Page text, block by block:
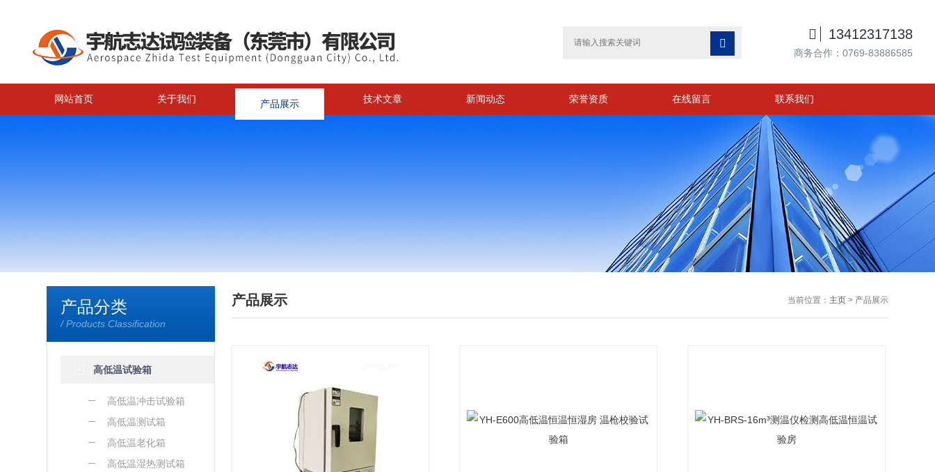

 13412317138
商务合作：0769-83886585
网站首页 关于我们 产品展示 技术文章 新闻动态 荣誉资质 在线留言 联系我们
产品分类
/ Products Classification
高低温试验箱
高低温冲击试验箱
高低温测试箱
高低温老化箱
高低温湿热测试箱
产品展示 当前位置： 主页> 产品展示